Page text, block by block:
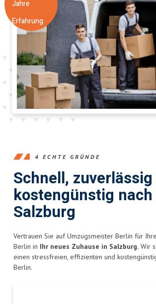
Jahre
Erfahrung
4 ECHTE GRÜNDE
Schnell,
kostengünstig nach
Salzburg
Vertrauen Sie auf Umzugsmeister Berlin für
Berlin in Ihr neues Zuhause in Salzburg. Wir
einen stressfreien, effizienten und
Berlin.